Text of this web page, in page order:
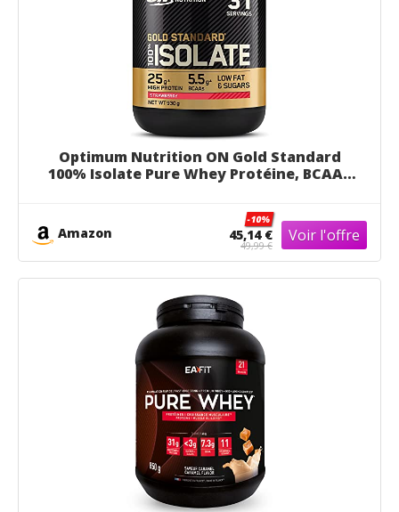
Optimum Nutrition ON Gold Standard
100% Isolate Pure Whey Protéine, BCAAs
et Après Entraînement, Saveur Fraise, 31
Portions, 930 g
Amazon 45,14 €
-10%
49,99 €